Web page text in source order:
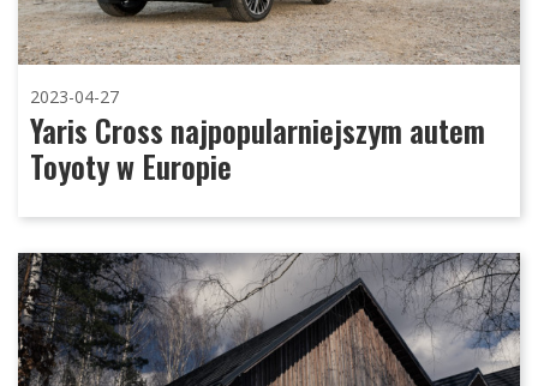
2023-04-27
Yaris Cross najpopularniejszym autem
Toyoty w Europie